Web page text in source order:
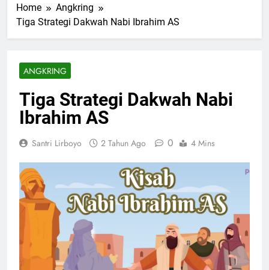
Home
Angkring
Tiga Strategi Dakwah Nabi Ibrahim AS
ANGKRING
Tiga Strategi Dakwah Nabi
Ibrahim AS
Santri Lirboyo 2 Tahun Ago 0 4 Mins